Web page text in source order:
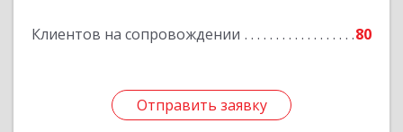
Клиентов на сопровождении 80
Отправить заявку
Отправить заявку